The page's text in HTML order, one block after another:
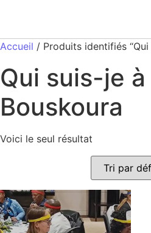
Accueil / Produits identifiés
Qui suis-je à
Bouskoura
Voici le seul résultat